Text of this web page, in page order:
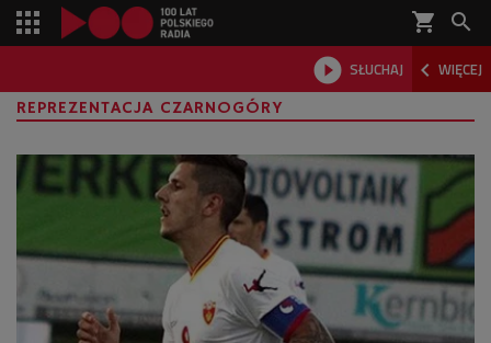
shopping_cart 
 SŁUCHAJ  WIĘCEJ

REPREZENTACJA CZARNOGÓRY